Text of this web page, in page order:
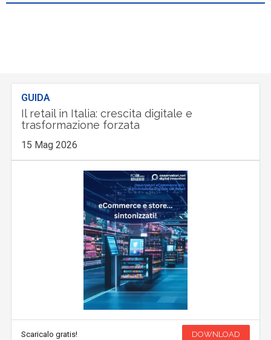
GUIDA
Il retail in Italia: crescita digitale e
trasformazione forzata
15 Mag 2026
Scaricalo gratis! DOWNLOAD